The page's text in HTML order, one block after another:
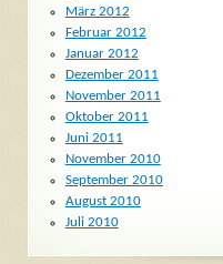
März 2012
Februar 2012
Januar 2012
Dezember 2011
November 2011
Oktober 2011
Juni 2011
November 2010
September 2010
August 2010
Juli 2010